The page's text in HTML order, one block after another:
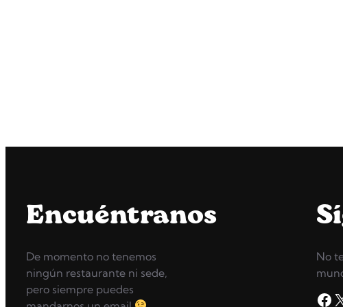
Encuéntranos
De momento no tenemos
ningún restaurante ni sede,
pero siempre puedes
No
Facebook